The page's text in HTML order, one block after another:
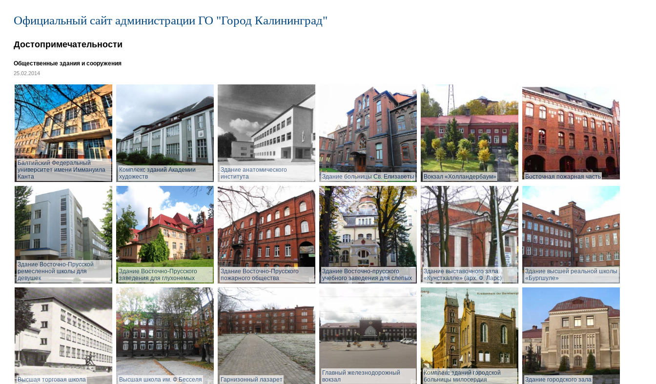
Официальный сайт администрации ГО "Город Калининград"
Достопримечательности
Общественные здания и сооружения
25.02.2014
Балтийский Федеральный
университет имени Иммануила
Канта
Комплекс зданий Академии
художеств
Здание анатомического
института
Здание больницы Св. Елизаветы Вокзал «Холландербаум» Восточная пожарная часть
Здание Восточно-Прусской
ремесленной школы для
девушек
Здание Восточно-Прусского
заведения для глухонемых
Здание Восточно-Прусского
пожарного общества
Здание Восточно-прусского
учебного заведения для слепых
Здание выставочного зала
«Кунстхалле» (арх. Ф. Ларс)
Здание высшей реальной школы
«Бургшуле»
Высшая торговая школа Высшая школа им. Ф.Бесселя Гарнизонный лазарет
Главный железнодорожный
вокзал
Комплекс зданий городской
больницы милосердия
Здание городского зала